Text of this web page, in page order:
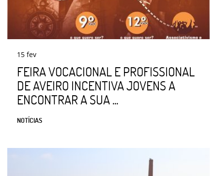
15 fev
FEIRA VOCACIONAL E PROFISSIONAL
DE AVEIRO INCENTIVA JOVENS A
ENCONTRAR A SUA ...
NOTÍCIAS